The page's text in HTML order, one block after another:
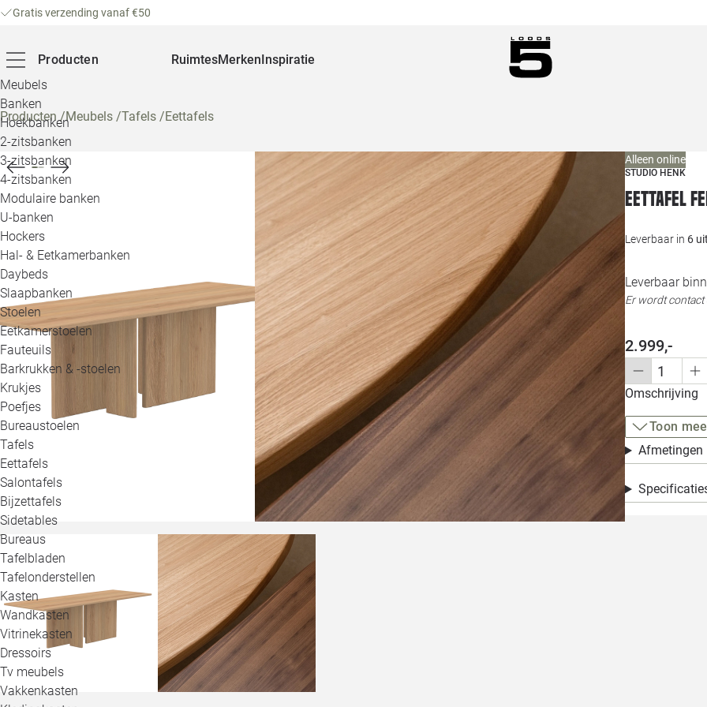
Gratis verzending vanaf €50
Producten
Meubels
Banken
Hoekbanken
2-zitsbanken
3-zitsbanken
4-zitsbanken
Modulaire banken
U-banken
Hockers
Hal- & Eetkamerbanken
Daybeds
Slaapbanken
Stoelen
Eetkamerstoelen
Fauteuils
Barkrukken & -stoelen
Krukjes
Poefjes
Bureaustoelen
Tafels
Eettafels
Salontafels
Bijzettafels
Sidetables
Bureaus
Tafelbladen
Tafelonderstellen
Kasten
Wandkasten
Vitrinekasten
Dressoirs
Tv meubels
Vakkenkasten
RuimtesMerkenInspiratie
Producten/Meubels /Tafels /Eettafels
Alleen online
STUDIO HENK
Eettafel
Leverbaar in 6
Leverbaar
Er wordt
2.999,-
Omschrijving
Toon
Afmetingen